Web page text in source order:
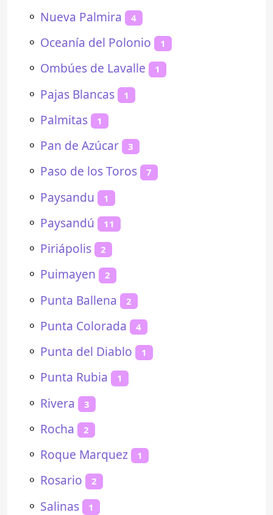
⚬ Nueva Palmira 4
⚬ Oceanía del Polonio 1
⚬ Ombúes de Lavalle 1
⚬ Pajas Blancas 1
⚬ Palmitas 1
⚬ Pan de Azúcar 3
⚬ Paso de los Toros 7
⚬ Paysandu 1
⚬ Paysandú 11
⚬ Piriápolis 2
⚬ Puimayen 2
⚬ Punta Ballena 2
⚬ Punta Colorada 4
⚬ Punta del Diablo 1
⚬ Punta Rubia 1
⚬ Rivera 3
⚬ Rocha 2
⚬ Roque Marquez 1
⚬ Rosario 2
⚬ Salinas 1